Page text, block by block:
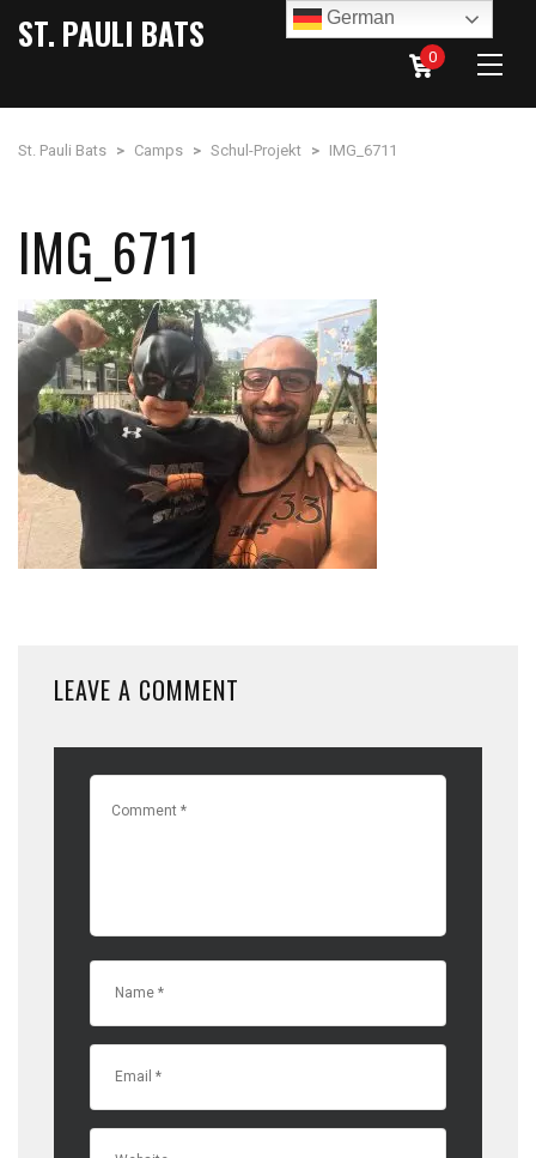
ST. PAULI BATS
0
St. Pauli Bats > Camps > Schul-Projekt > IMG_6711
IMG_6711
LEAVE A COMMENT
German